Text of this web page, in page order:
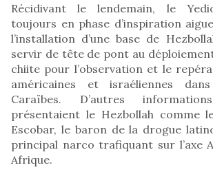
Récidivant le lendemain, le
toujours en phase d’inspiration
l’installation d’une base de
servir de tête de pont au
chiite pour l’observation et le
américaines et israéliennes
Caraïbes. D’autres
présentaient le Hezbollah comme
Escobar, le baron de la drogue
principal narco trafiquant sur l’axe
Afrique.